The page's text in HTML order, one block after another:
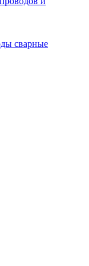
сварные